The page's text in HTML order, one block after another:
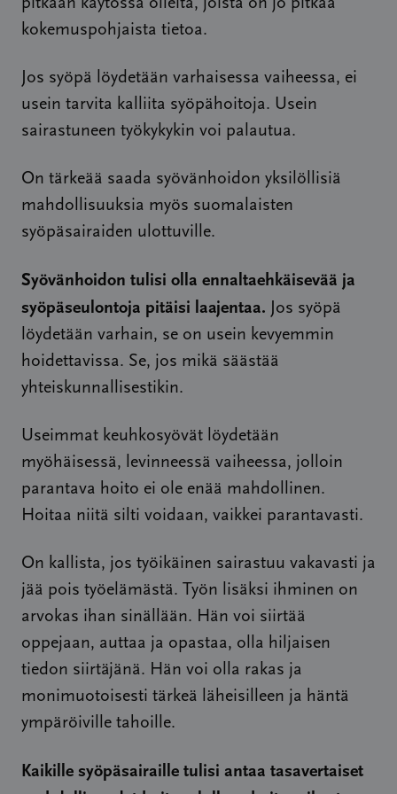
pitkään käytössä olleita, joista on jo pitkää
kokemuspohjaista tietoa.
Jos syöpä löydetään varhaisessa vaiheessa, ei
usein tarvita kalliita syöpähoitoja. Usein
sairastuneen työkykykin voi palautua.
On tärkeää saada syövänhoidon yksilöllisiä
mahdollisuuksia myös suomalaisten
syöpäsairaiden ulottuville.
Syövänhoidon tulisi olla ennaltaehkäisevää ja
syöpäseulontoja pitäisi laajentaa. Jos syöpä
löydetään varhain, se on usein kevyemmin
hoidettavissa. Se, jos mikä säästää
yhteiskunnallisestikin.
Useimmat keuhkosyövät löydetään
myöhäisessä, levinneessä vaiheessa, jolloin
parantava hoito ei ole enää mahdollinen.
Hoitaa niitä silti voidaan, vaikkei parantavasti.
On kallista, jos työikäinen sairastuu vakavasti ja
jää pois työelämästä. Työn lisäksi ihminen on
arvokas ihan sinällään. Hän voi siirtää
oppejaan, auttaa ja opastaa, olla hiljaisen
tiedon siirtäjänä. Hän voi olla rakas ja
monimuotoisesti tärkeä läheisilleen ja häntä
ympäröiville tahoille.
Kaikille syöpäsairaille tulisi antaa tasavertaiset